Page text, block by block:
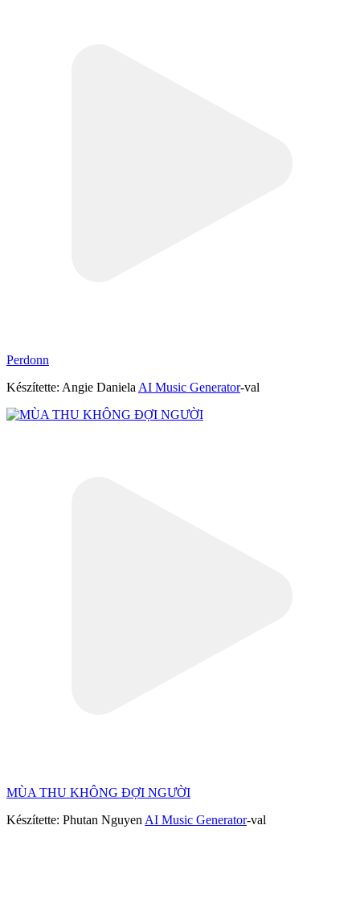
Perdonn
Készítette: Angie Daniela AI Music Generator-val
MÙA THU KHÔNG ĐỢI NGƯỜI
Készítette: Phutan Nguyen AI Music Generator-val